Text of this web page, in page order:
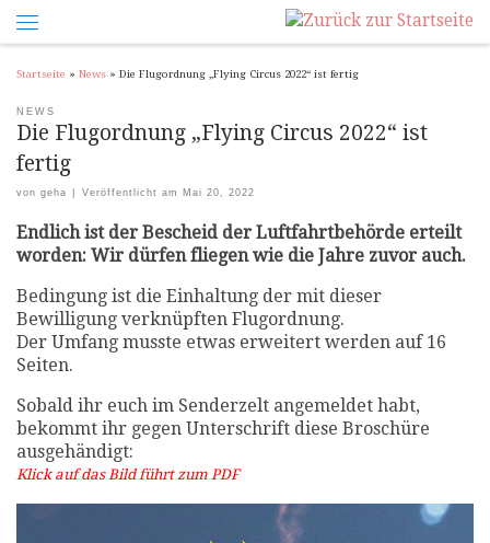
Startseite » News » Die Flugordnung „Flying Circus 2022“ ist fertig
NEWS
Die Flugordnung „Flying Circus 2022“ ist
fertig
von geha Veröffentlicht am Mai 20, 2022
Endlich ist der Bescheid der Luftfahrtbehörde erteilt
worden: Wir dürfen fliegen wie die Jahre zuvor auch.
Bedingung ist die Einhaltung der mit dieser
Bewilligung verknüpften Flugordnung.
Der Umfang musste etwas erweitert werden auf 16
Seiten.
Sobald ihr euch im Senderzelt angemeldet habt,
bekommt ihr gegen Unterschrift diese Broschüre
ausgehändigt:
Klick auf das Bild führt zum PDF